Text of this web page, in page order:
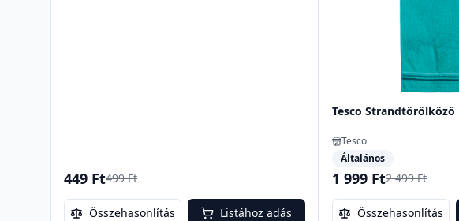
449 Ft499 Ft
Összehasonlítás Listához adás
Tesco Strandtörölköző
Tesco
Általános
1 999 Ft2 499 Ft
Összehasonlítás